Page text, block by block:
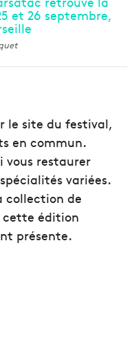
le site du festival,
en commun.
vous restaurer
variées.
collection de
cette édition
présente.